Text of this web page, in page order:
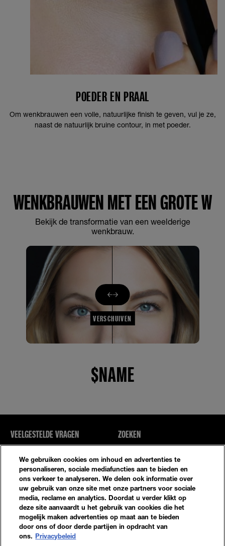
POEDER EN PRAAL
Om wenkbrauwen een volle, natuurlijke finish te geven, vul je ze,
naast de natuurlijk bruine contour, in met poeder.
WENKBRAUWEN MET EEN GROTE W
Bekijk de transformatie van een weelderige
wenkbrauw.
VERSCHUIVEN
$NAME
VEELGESTELDE VRAGEN
NEEM CONTACT MET ONS OP
ZOEKEN
SITE-OVERZICHT
Privacybeleid Algemene Voorwaarden
Cookie-Instellingen
We gebruiken cookies om inhoud en advertenties te
personaliseren, sociale mediafuncties aan te bieden en
ons verkeer te analyseren. We delen ook informatie over
uw gebruik van onze site met onze partners voor sociale
media, reclame en analytics. Doordat u verder klikt op
deze site aanvaardt u het gebruik van cookies die het
mogelijk maken advertenties op maat aan te bieden
door ons of door derde partijen in opdracht van
ons. Privacybeleid